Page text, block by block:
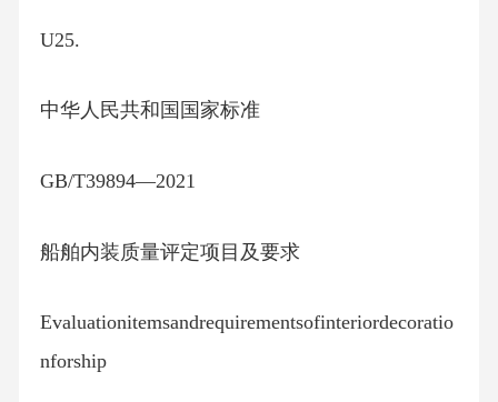
U25.
中华人民共和国国家标准
GB/T39894—2021
船舶内装质量评定项目及要求
Evaluationitemsandrequirementsofinteriordecoratio
nforship